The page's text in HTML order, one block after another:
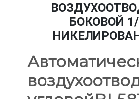
БОКОВОЙ